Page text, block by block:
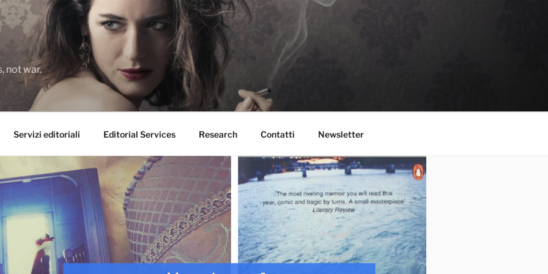
not war.
Servizi editoriali Editorial Services Research Contatti Newsletter